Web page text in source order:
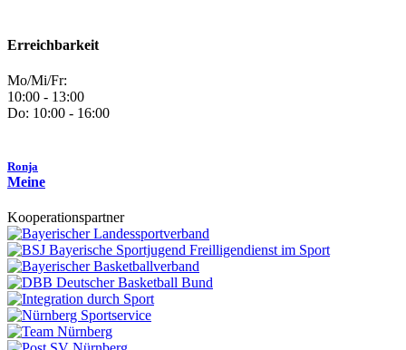
Erreichbarkeit
Mo/Mi/Fr:
10:00 - 13:00
Do: 10:00 - 16:00
Ronja
Meine
Kooperationspartner